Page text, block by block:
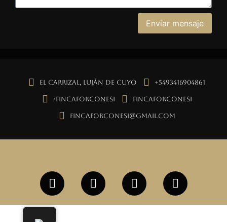
Enviar mensaje
El Carrizal, Luján de Cuyo +5493416904861
/fincaforconesi fincaforconesi
fincaforconesi@gmail.com